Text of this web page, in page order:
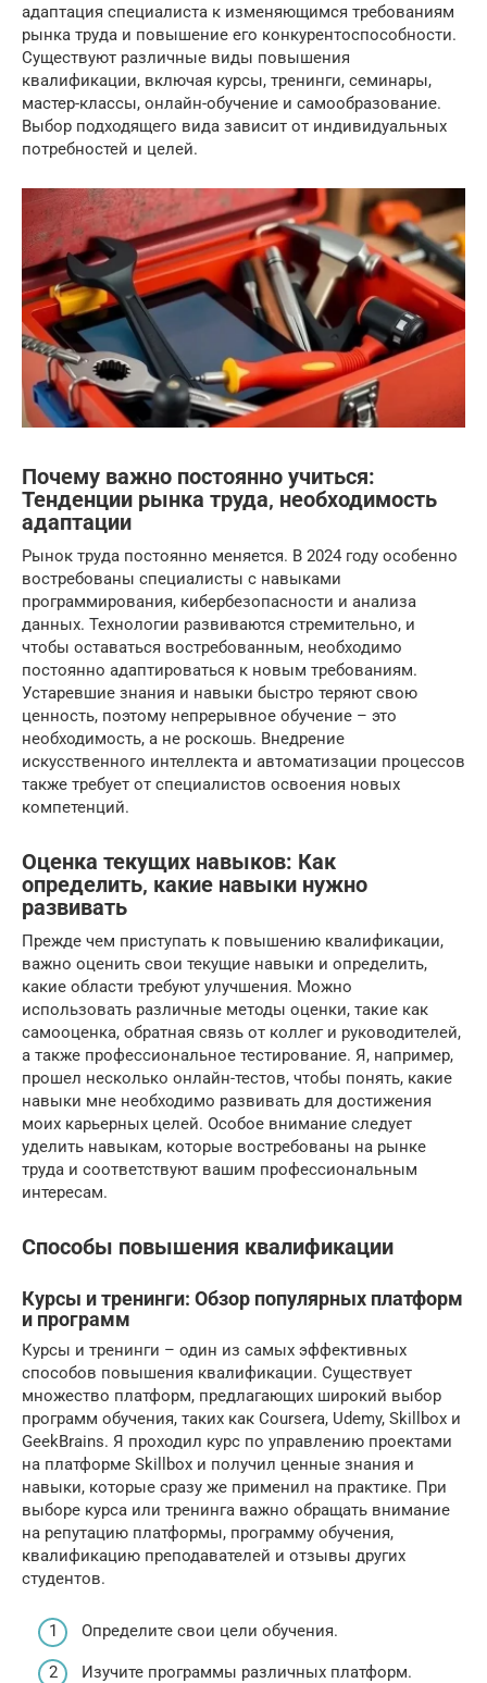
адаптация специалиста к изменяющимся требованиям
рынка труда и повышение его конкурентоспособности.
Существуют различные виды повышения
квалификации, включая курсы, тренинги, семинары,
мастер-классы, онлайн-обучение и самообразование.
Выбор подходящего вида зависит от индивидуальных
потребностей и целей.
Почему важно постоянно учиться:
Тенденции рынка труда‚ необходимость
адаптации
Рынок труда постоянно меняется. В 2024 году особенно
востребованы специалисты с навыками
программирования, кибербезопасности и анализа
данных. Технологии развиваются стремительно, и
чтобы оставаться востребованным, необходимо
постоянно адаптироваться к новым требованиям.
Устаревшие знания и навыки быстро теряют свою
ценность, поэтому непрерывное обучение – это
необходимость, а не роскошь. Внедрение
искусственного интеллекта и автоматизации процессов
также требует от специалистов освоения новых
компетенций.
Оценка текущих навыков: Как
определить‚ какие навыки нужно
развивать
Прежде чем приступать к повышению квалификации,
важно оценить свои текущие навыки и определить,
какие области требуют улучшения. Можно
использовать различные методы оценки, такие как
самооценка, обратная связь от коллег и руководителей,
а также профессиональное тестирование. Я, например,
прошел несколько онлайн-тестов, чтобы понять, какие
навыки мне необходимо развивать для достижения
моих карьерных целей. Особое внимание следует
уделить навыкам, которые востребованы на рынке
труда и соответствуют вашим профессиональным
интересам.
Способы повышения квалификации
Курсы и тренинги: Обзор популярных платформ
и программ
Курсы и тренинги – один из самых эффективных
способов повышения квалификации. Существует
множество платформ, предлагающих широкий выбор
программ обучения, таких как Coursera, Udemy, Skillbox и
GeekBrains. Я проходил курс по управлению проектами
на платформе Skillbox и получил ценные знания и
навыки, которые сразу же применил на практике. При
выборе курса или тренинга важно обращать внимание
на репутацию платформы, программу обучения,
квалификацию преподавателей и отзывы других
студентов.
Определите свои цели обучения.
Изучите программы различных платформ.